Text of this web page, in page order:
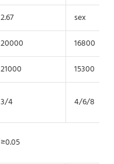
2.67
sex
20000
16800
21000
15300
3/4 4/6/8
≥0.05